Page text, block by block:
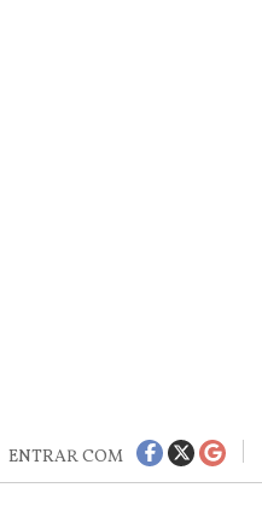
ENTRAR COM